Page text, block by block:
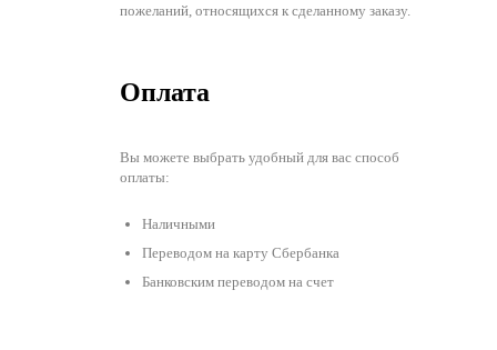
пожеланий, относящихся к сделанному заказу.
Оплата
Вы можете выбрать удобный для вас способ
оплаты:
Наличными
Переводом на карту Сбербанка
Банковским переводом на счет